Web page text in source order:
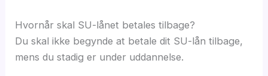
Hvornår skal SU-lånet betales tilbage?
Du skal ikke begynde at betale dit SU-lån tilbage,
mens du stadig er under uddannelse.